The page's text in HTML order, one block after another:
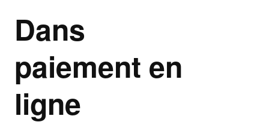
Dans
paiement en
ligne